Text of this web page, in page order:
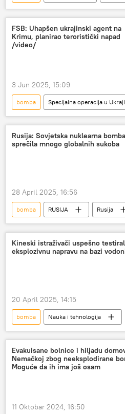
Beograd na vodi
FSB: Uhapšen ukrajinski agent na
Krimu, planirao teroristički napad
/video/
3 Jun 2025, 15:09
bomba
Specijalna operacija u
Specijalna vojna operacija u Ukrajini –
Krim
strani agent
Služba bezbednosti Ukrajine
Rusija: Sovjetska nuklearna bomba
sprečila mnogo globalnih sukoba
28 April 2025, 16:56
bomba RUSIJA
Rusija
Rusija – vojska i naoružanje
globalni sukob
Mihail
Kineski istraživači uspešno
eksplozivnu napravu na bazi
20 April 2025, 14:15
bomba Nauka i tehnologija
Vojska i naoružanje
NAUKA I
Evakuisane bolnice i hiljadu
Nemačkoj zbog neeksplodirane
Moguće da ih ima još osam
11 Oktobar 2024, 16:50